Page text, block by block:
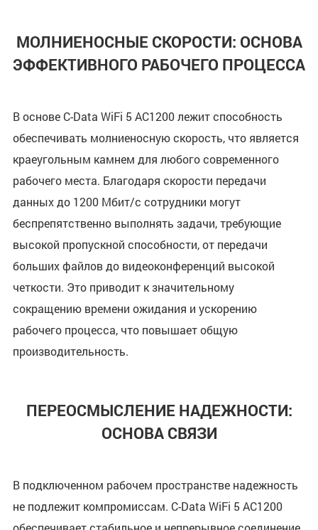
МОЛНИЕНОСНЫЕ СКОРОСТИ: ОСНОВА
ЭФФЕКТИВНОГО РАБОЧЕГО ПРОЦЕССА
В основе C-Data WiFi 5 AC1200 лежит способность
обеспечивать молниеносную скорость, что является
краеугольным камнем для любого современного
рабочего места. Благодаря скорости передачи
данных до 1200 Мбит/с сотрудники могут
беспрепятственно выполнять задачи, требующие
высокой пропускной способности, от передачи
больших файлов до видеоконференций высокой
четкости. Это приводит к значительному
сокращению времени ожидания и ускорению
рабочего процесса, что повышает общую
производительность.
ПЕРЕОСМЫСЛЕНИЕ НАДЕЖНОСТИ:
ОСНОВА СВЯЗИ
В подключенном рабочем пространстве надежность
не подлежит компромиссам. C-Data WiFi 5 AC1200